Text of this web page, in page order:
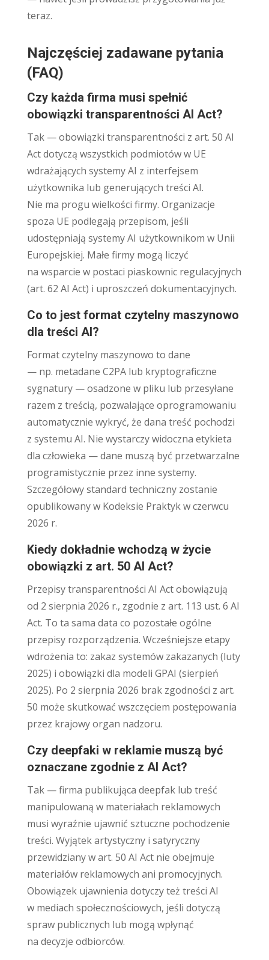
teraz.
Najczęściej zadawane pytania
(FAQ)
Czy każda firma musi spełnić
obowiązki transparentności AI Act?
Tak — obowiązki transparentności z art. 50 AI
Act dotyczą wszystkich podmiotów w UE
wdrażających systemy AI z interfejsem
użytkownika lub generujących treści AI.
Nie ma progu wielkości firmy. Organizacje
spoza UE podlegają przepisom, jeśli
udostępniają systemy AI użytkownikom w Unii
Europejskiej. Małe firmy mogą liczyć
na wsparcie w postaci piaskownic regulacyjnych
(art. 62 AI Act) i uproszczeń dokumentacyjnych.
Co to jest format czytelny maszynowo
dla treści AI?
Format czytelny maszynowo to dane
— np. metadane C2PA lub kryptograficzne
sygnatury — osadzone w pliku lub przesyłane
razem z treścią, pozwalające oprogramowaniu
automatycznie wykryć, że dana treść pochodzi
z systemu AI. Nie wystarczy widoczna etykieta
dla człowieka — dane muszą być przetwarzalne
programistycznie przez inne systemy.
Szczegółowy standard techniczny zostanie
opublikowany w Kodeksie Praktyk w czerwcu
2026 r.
Kiedy dokładnie wchodzą w życie
obowiązki z art. 50 AI Act?
Przepisy transparentności AI Act obowiązują
od 2 sierpnia 2026 r., zgodnie z art. 113 ust. 6 AI
Act. To ta sama data co pozostałe ogólne
przepisy rozporządzenia. Wcześniejsze etapy
wdrożenia to: zakaz systemów zakazanych (luty
2025) i obowiązki dla modeli GPAI (sierpień
2025). Po 2 sierpnia 2026 brak zgodności z art.
50 może skutkować wszczęciem postępowania
przez krajowy organ nadzoru.
Czy deepfaki w reklamie muszą być
oznaczane zgodnie z AI Act?
Tak — firma publikująca deepfak lub treść
manipulowaną w materiałach reklamowych
musi wyraźnie ujawnić sztuczne pochodzenie
treści. Wyjątek artystyczny i satyryczny
przewidziany w art. 50 AI Act nie obejmuje
materiałów reklamowych ani promocyjnych.
Obowiązek ujawnienia dotyczy też treści AI
w mediach społecznościowych, jeśli dotyczą
spraw publicznych lub mogą wpłynąć
na decyzje odbiorców.